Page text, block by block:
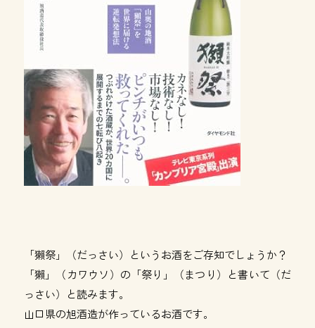
「獺祭」（だっさい）というお酒をご存知でしょうか？
「獺」（カワウソ）の「祭り」（まつり）と書いて（だ
っさい）と読みます。
山口県の旭酒造が作っているお酒です。